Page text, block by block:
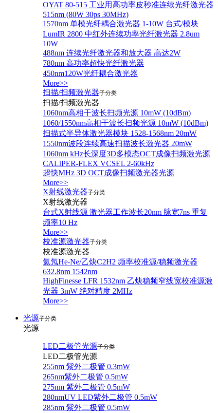
OYAT 80-515 工业用高功率皮秒准连续光纤激光器
515nm (80W 30ps 30MHz)
1570nm 单模光纤耦合激光器 1-10W 台式/模块
LumIR 2800 中红外连续功率光纤激光器 2.8um
10W
488nm 连续光纤激光器和放大器 高达2W
780nm 高功率超快光纤激光器
450nm120W光纤耦合激光器
More>>
扫描/扫频激光器子分类
扫描/扫频激光器
1060nm高相干波长扫频光源 10mW (10dBm)
1060/1550nm高相干波长扫频光源 10mW (10dBm)
扫描式半导体激光器模块 1528-1568nm 20mW
1550nm波段连续高速扫描波长激光器 20mW
1060nm kHz长深度3D多模态OCT成像扫频激光源
CALIPER-FLEX VCSEL 2-60kHz
超快MHz 3D OCT成像扫频激光器光源
More>>
X射线激光器子分类
X射线激光器
台式X射线源 激光器工作波长20nm 脉宽7ns 重复
频率10 Hz
More>>
校准源激光器子分类
校准源激光器
氦氖He-Ne/乙炔C2H2 频率校准源/稳频激光器
632.8nm 1542nm
HighFinesse LFR 1532nm 乙炔稳频窄线宽校准源激
光器 3mW 绝对精度 2MHz
More>>
光源子分类
光源
LED二极管光源子分类
LED二极管光源
255nm 紫外二极管 0.3mW
265nm紫外二极管 0.5mW
275nm 紫外二极管 0.5mW
280nmUV LED紫外二极管 0.5mW
285nm 紫外二极管 0.5mW